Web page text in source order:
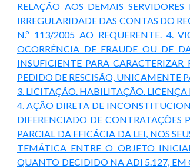
RELAÇÃO AOS DEMAIS
IRREGULARIDADE DAS CONTAS DO
N.º 113/2005 AO REQUERENTE. 4.
OCORRÊNCIA DE FRAUDE OU DE
INSUFICIENTE PARA
PEDIDO DE RESCISÃO, UNICAMENTE
3. LICITAÇÃO. HABILITAÇÃO.
4. AÇÃO DIRETA DE
DIFERENCIADO DE CONTRATAÇÕES
PARCIAL DA EFICÁCIA DA LEI, NOS
TEMÁTICA ENTRE O OBJETO
QUANTO DECIDIDO NA ADI 5.127, EM